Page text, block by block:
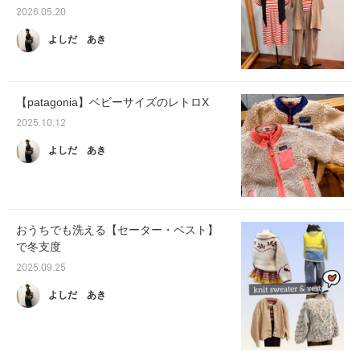
2026.05.20
よしだ あき
【patagonia】ベビーサイズのレトロX
2025.10.12
よしだ あき
おうちでも洗える【セーター・ベスト】
で冬支度
2025.09.25
よしだ あき